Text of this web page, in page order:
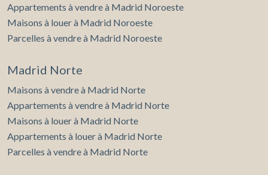
Appartements à vendre à Madrid Noroeste
Maisons à louer à Madrid Noroeste
Parcelles à vendre à Madrid Noroeste
Madrid Norte
Maisons à vendre à Madrid Norte
Appartements à vendre à Madrid Norte
Maisons à louer à Madrid Norte
Appartements à louer à Madrid Norte
Parcelles à vendre à Madrid Norte